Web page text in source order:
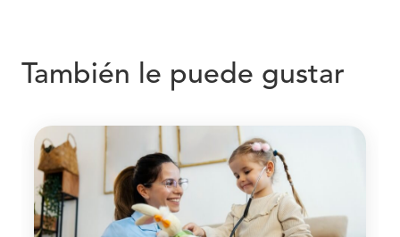
También le puede gustar